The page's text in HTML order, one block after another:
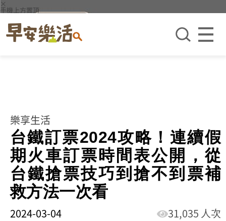
×
手機上方置頂
樂享生活
台鐵訂票2024攻略！連續假
期火車訂票時間表公開，從
台鐵搶票技巧到搶不到票補
救方法一次看
2024-03-04 31,035 人次